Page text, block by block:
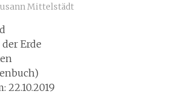
Mittelstädt
Erde
22.10.2019